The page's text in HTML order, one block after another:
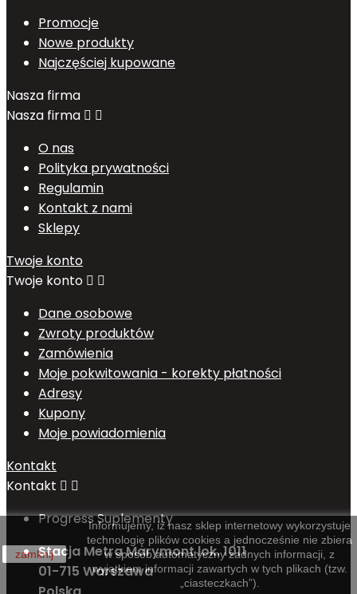
Promocje
Nowe produkty
Najczęściej kupowane
Nasza firma
Nasza firma  
O nas
Polityka prywatności
Regulamin
Kontakt z nami
Sklepy
Twoje konto
Twoje konto  
Dane osobowe
Zwroty produktów
Zamówienia
Moje pokwitowania - korekty płatności
Adresy
Kupony
Moje powiadomienia
Kontakt
Kontakt  
Progress Suplementy
Stacja Metra Marymont lok. 1011
01-715 Warszawa
zamknij
Informujemy, iż nasz sklep internetowy wykorzystuje
technologię plików cookies a jednocześnie nie zbiera
w sposób automatyczny żadnych informacji, z
wyjątkiem informacji zawartych w tych plikach (tzw.
„ciasteczkach”).